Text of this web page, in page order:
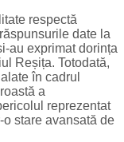
respectă
date la
au exprimat dorința
Reșița. Totodată,
în cadrul
a
reprezentat
stare avansată de